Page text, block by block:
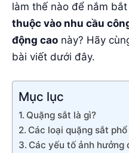
làm thế nào để nắm
thuộc vào nhu cầu
động cao này? Hãy
bài viết dưới đây.
Mục lục
Quặng sắt là gì?
Các loại quặng sắt
Các yếu tố ảnh hưởng